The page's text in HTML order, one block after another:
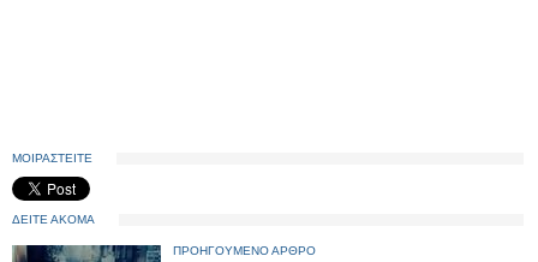
ΜΟΙΡΑΣΤΕΙΤΕ
ΔΕΙΤΕ ΑΚΟΜΑ
ΠΡΟΗΓΟΥΜΕΝΟ ΑΡΘΡΟ